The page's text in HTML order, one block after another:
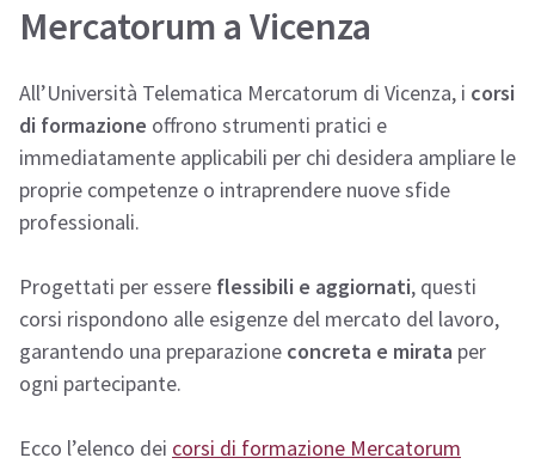
Mercatorum a Vicenza
All’Università Telematica Mercatorum di Vicenza, i corsi
di formazione offrono strumenti pratici e
immediatamente applicabili per chi desidera ampliare le
proprie competenze o intraprendere nuove sfide
professionali.
Progettati per essere flessibili e aggiornati, questi
corsi rispondono alle esigenze del mercato del lavoro,
garantendo una preparazione concreta e mirata per
ogni partecipante.
Ecco l’elenco dei corsi di formazione Mercatorum